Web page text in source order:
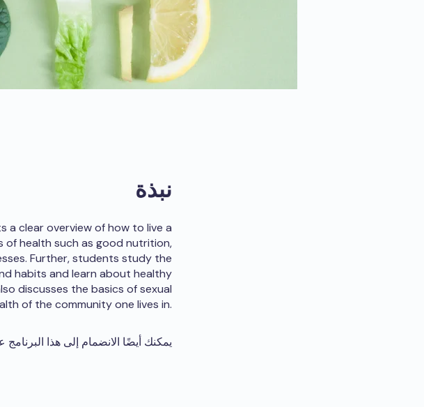
نبذة
a clear overview of how to live a
health such as good nutrition,
Further, students study the
habits and learn about healthy
discusses the basics of sexual
of the community one lives in.
يمكنك أيضًا الانضمام إلى هذا